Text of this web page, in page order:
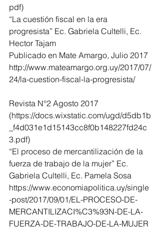
pdf)
“La cuestión fiscal en la era
progresista” Ec. Gabriela Cultelli, Ec.
Hector Tajam
Publicado en Mate Amargo, Julio 2017
http://www.mateamargo.org.uy/2017/07/
24/la-cuestion-fiscal-la-progresista/
Revista N°2 Agosto 2017
(https://docs.wixstatic.com/ugd/d5db1b
_f4d031e1d15143cc8f0b148227fd24c
3.pdf)
“El proceso de mercantilización de la
fuerza de trabajo de la mujer” Ec.
Gabriela Cultelli, Ec. Pamela Sosa
https://www.economiapolitica.uy/single
-post/2017/09/01/EL-PROCESO-DE-
MERCANTILIZACI%C3%93N-DE-LA-
FUERZA-DE-TRABAJO-DE-LA-MUJER